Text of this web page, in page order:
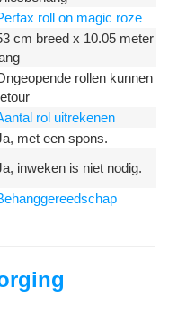
roll on magic roze
cm breed x 10.05 meter
rollen kunnen
rol uitrekenen
met een spons.
inweken is niet nodig.